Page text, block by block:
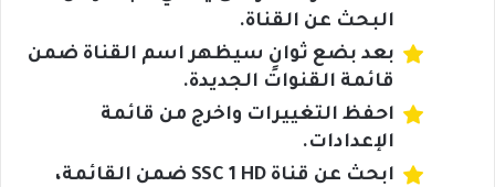
البحث عن القناة.
بعد بضع ثوانٍ سيظهر اسم القناة ضمن
قائمة القنوات الجديدة.
احفظ التغييرات واخرج من قائمة
الإعدادات.
ابحث عن قناة SSC 1 HD ضمن القائمة،